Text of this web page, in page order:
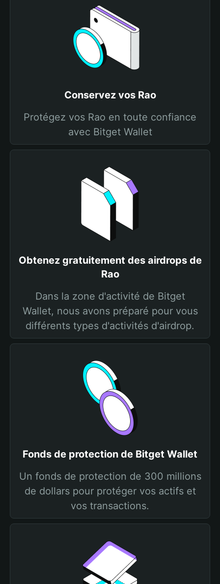
Conservez vos Rao
Protégez vos Rao en toute confiance
avec Bitget Wallet
Obtenez gratuitement des airdrops de
Rao
Dans la zone d'activité de Bitget
Wallet, nous avons préparé pour vous
différents types d'activités d'airdrop.
Fonds de protection de Bitget Wallet
Un fonds de protection de 300 millions
de dollars pour protéger vos actifs et
vos transactions.